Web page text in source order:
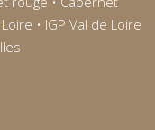
• IGP Val de Loire